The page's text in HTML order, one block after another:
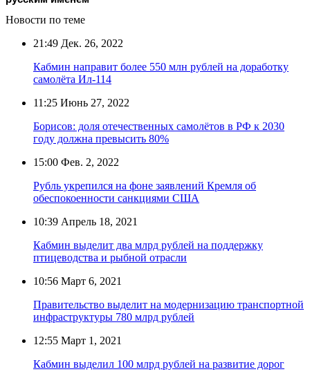
Новости по теме
21:49 Дек. 26, 2022
Кабмин направит более 550 млн рублей на доработку
самолёта Ил-114
11:25 Июнь 27, 2022
Борисов: доля отечественных самолётов в РФ к 2030
году должна превысить 80%
15:00 Фев. 2, 2022
Рубль укрепился на фоне заявлений Кремля об
обеспокоенности санкциями США
10:39 Апрель 18, 2021
Кабмин выделит два млрд рублей на поддержку
птицеводства и рыбной отрасли
10:56 Март 6, 2021
Правительство выделит на модернизацию транспортной
инфраструктуры 780 млрд рублей
12:55 Март 1, 2021
Кабмин выделил 100 млрд рублей на развитие дорог